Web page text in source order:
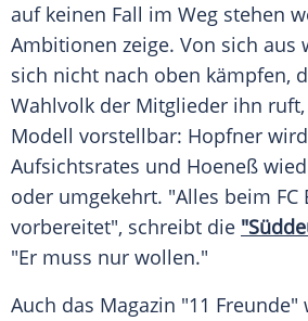
auf keinen Fall im Weg stehen
Ambitionen zeige. Von sich aus
sich nicht nach oben kämpfen,
Wahlvolk der Mitglieder ihn
Modell vorstellbar: Hopfner
Aufsichtsrates und Hoeneß
oder umgekehrt. "Alles beim FC
vorbereitet", schreibt die
"Er muss nur wollen."
Auch das Magazin "11 Freunde"